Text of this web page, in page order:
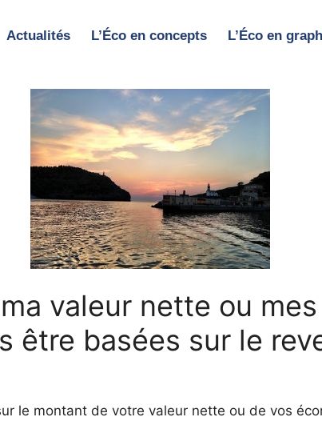
Actualités L’Éco en concepts L’Éco en
valeur nette ou
être basées sur le
le montant de votre valeur nette ou de vos